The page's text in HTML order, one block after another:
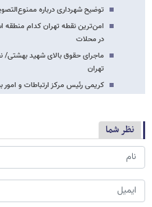
توضیح شهرداری درباره
امن‌ترین نقطه تهران کدام
در محلات
ماجرای حقوق بالای شهید بهشتی/
تهران
کریمی رئیس مرکز ارتباطات و
نظر شما